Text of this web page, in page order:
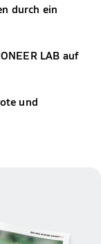
durch ein
LAB auf
und